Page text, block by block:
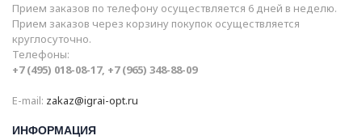
Прием заказов по телефону осуществляется 6 дней в неделю.
Прием заказов через корзину покупок осуществляется
круглосуточно.
Телефоны:
+7 (495) 018-08-17, +7 (965) 348-88-09
E-mail: zakaz@igrai-opt.ru
ИНФОРМАЦИЯ